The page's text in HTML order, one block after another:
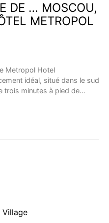
DE … MOSCOU,
METROPOL
Metropol Hotel
idéal, situé dans le sud
trois minutes à pied de…
Village